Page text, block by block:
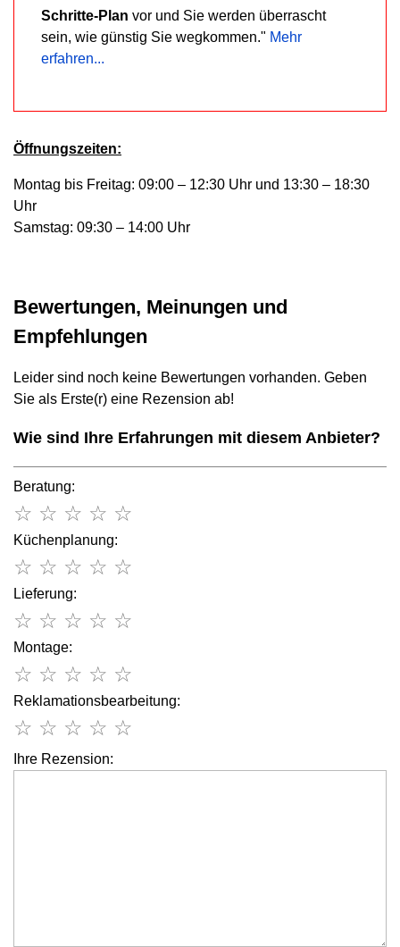
Schritte-Plan vor und Sie werden überrascht
sein, wie günstig Sie wegkommen." Mehr
erfahren...
Öffnungszeiten:
Montag bis Freitag: 09:00 – 12:30 Uhr und 13:30 – 18:30
Uhr
Samstag: 09:30 – 14:00 Uhr
Bewertungen, Meinungen und
Empfehlungen
Leider sind noch keine Bewertungen vorhanden. Geben
Sie als Erste(r) eine Rezension ab!
Wie sind Ihre Erfahrungen mit diesem Anbieter?
Beratung:
☆ ☆ ☆ ☆ ☆
Küchenplanung:
☆ ☆ ☆ ☆ ☆
Lieferung:
☆ ☆ ☆ ☆ ☆
Montage:
☆ ☆ ☆ ☆ ☆
Reklamationsbearbeitung:
☆ ☆ ☆ ☆ ☆
Ihre Rezension: